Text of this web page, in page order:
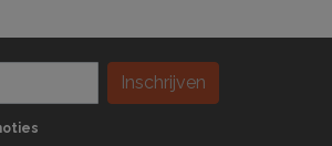
Inschrijven